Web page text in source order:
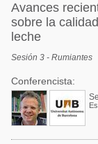
Avances
sobre la
leche
Sesión 3 - Rumiantes
Conferencista: